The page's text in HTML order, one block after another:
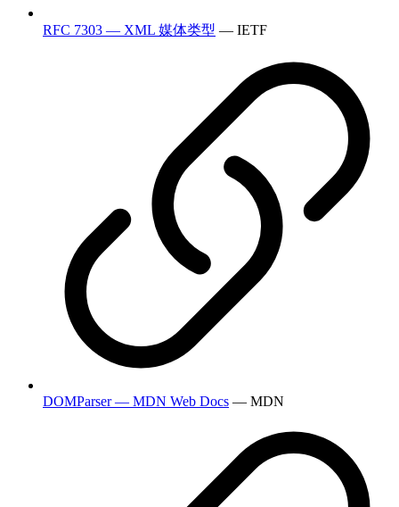
RFC 7303 — XML 媒体类型 — IETF
DOMParser — MDN Web Docs — MDN